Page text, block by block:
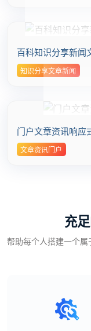
百科知识分享新闻
知识分享文章新闻
门户文章资讯响应
文章资讯门户
充
帮助每个人搭建一个